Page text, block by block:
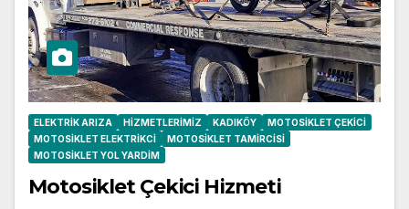
ELEKTRIK ARIZA HIZMETLERIMIZ KADIKÖY
MOTOSIKLET ÇEKICI
MOTOSIKLET ELEKTRIKCI
MOTOSIKLET TAMIRCISI
MOTOSIKLET YOL YARDIM
Motosiklet Çekici Hizmeti